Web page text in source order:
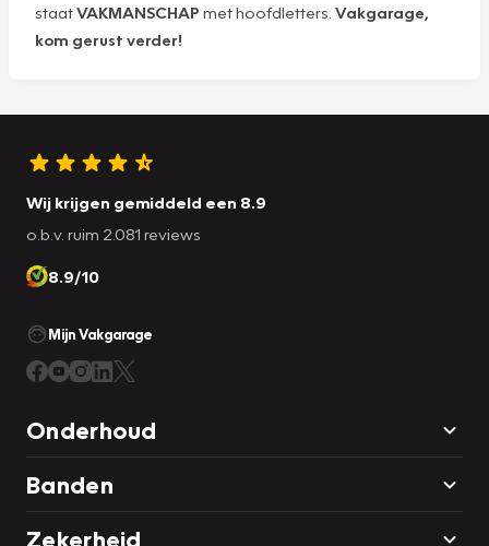
staatVAKMANSCHAP met hoofdletters. Vakgarage,
kom gerust verder!
Wij krijgen gemiddeld een 8.9
o.b.v. ruim 2.081 reviews
8.9/10
Mijn Vakgarage
Onderhoud
Banden
Zekerheid